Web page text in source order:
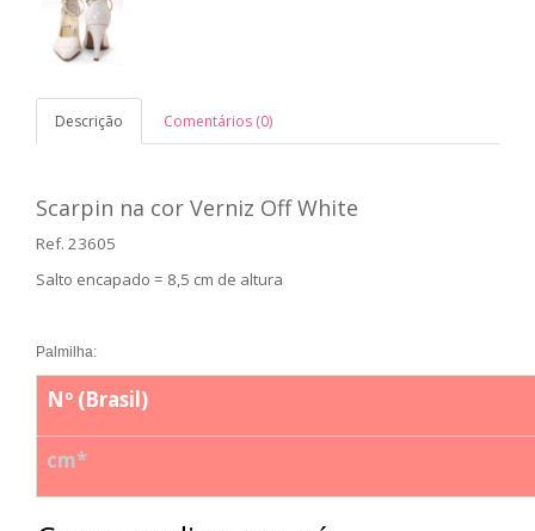
Descrição Comentários (0)
Scarpin na cor Verniz Off White
Ref. 23605
Salto encapado = 8,5 cm de altura
Palmilha:
Nº (Brasil)
cm*